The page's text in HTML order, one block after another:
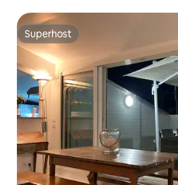
Superhost
Superhost